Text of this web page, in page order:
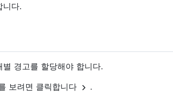
니다.
경고를 할당해야 합니다.
보려면 클릭합니다
.